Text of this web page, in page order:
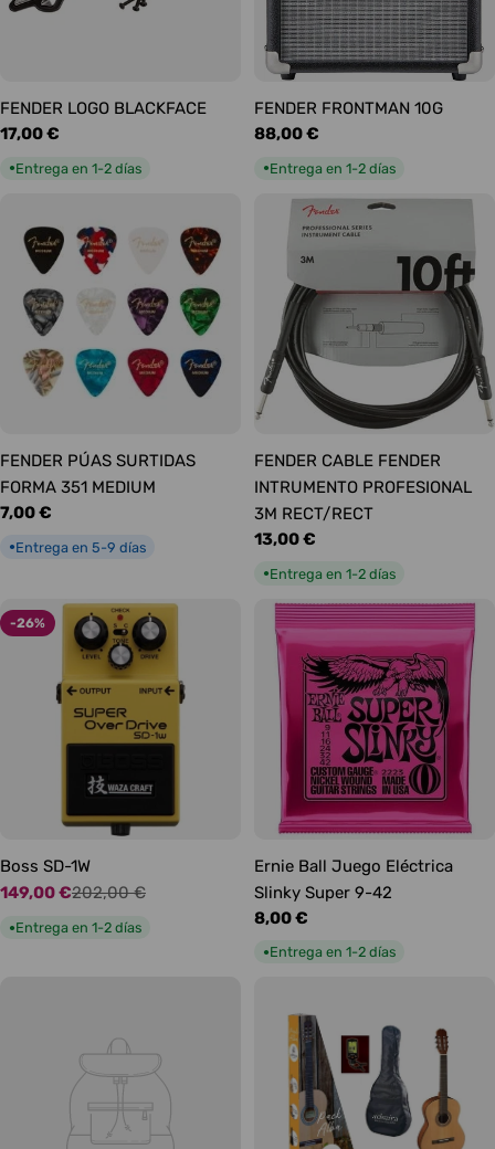
FENDER LOGO BLACKFACE
Precio
17,00 €
●Entrega en 1-2 días
FENDER FRONTMAN 10G
Precio
88,00 €
●Entrega en 1-2 días
FENDER PÚAS SURTIDAS
FORMA 351 MEDIUM
Precio
7,00 €
●Entrega en 5-9 días
FENDER CABLE FENDER
INTRUMENTO PROFESIONAL
3M RECT/RECT
Precio
13,00 €
●Entrega en 1-2 días
-26%
Boss SD-1W
Precio
de
149,00 €
Precio
habitual
202,00 €
●Entrega en 1-2 días
Ernie Ball Juego Eléctrica
Slinky Super 9-42
Precio
habitual
8,00 €
●Entrega en 1-2 días